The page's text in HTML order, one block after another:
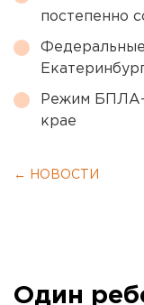
постепенно
Режим БПЛА-
крае
← НОВОСТИ
Один